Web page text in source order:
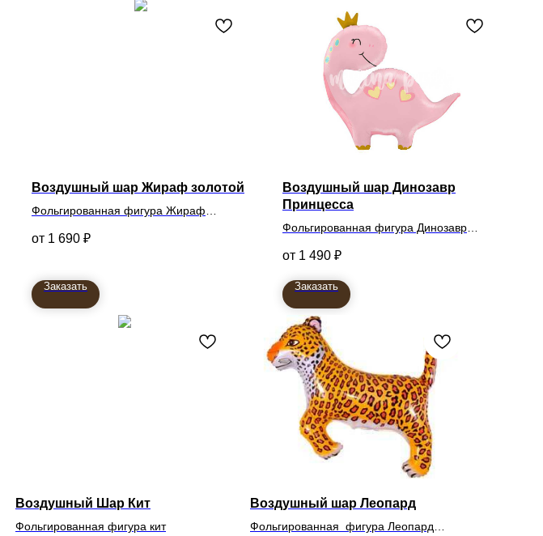
Воздушный шар Жираф золотой
Фольгированная фигура Жираф
102см1 690 ₽
Заказать
Воздушный шар Динозавр
Принцесса
Фольгированная фигура Динозавр
71см1 490 ₽
Заказать
Воздушный Шар Кит
Фольгированная фигура кит
Воздушный шар Леопард
Фольгированная фигура Леопард